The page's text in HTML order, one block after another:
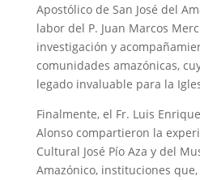
Apostólico de San José del
labor del P. Juan Marcos
investigación y
comunidades amazónicas,
legado invaluable para la
Finalmente, el Fr. Luis
Alonso compartieron la
Cultural José Pío Aza y del
Amazónico, instituciones